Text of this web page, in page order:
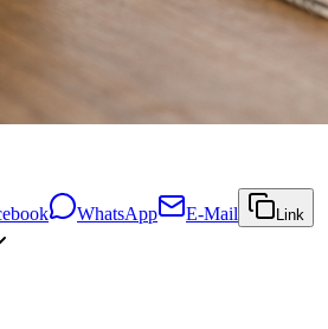
WhatsApp E-Mail Link